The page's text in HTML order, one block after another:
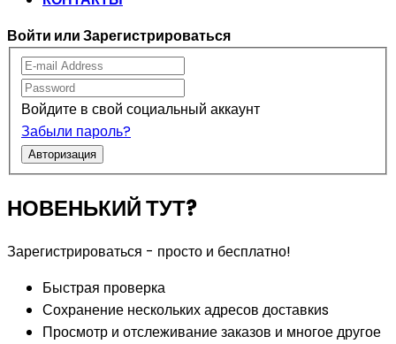
Войти или Зарегистрироваться
Войдите в свой социальный аккаунт
Забыли пароль?
Авторизация
НОВЕНЬКИЙ ТУТ?
Зарегистрироваться - просто и бесплатно!
Быстрая проверка
Сохранение нескольких адресов доставкиs
Просмотр и отслеживание заказов и многое другое